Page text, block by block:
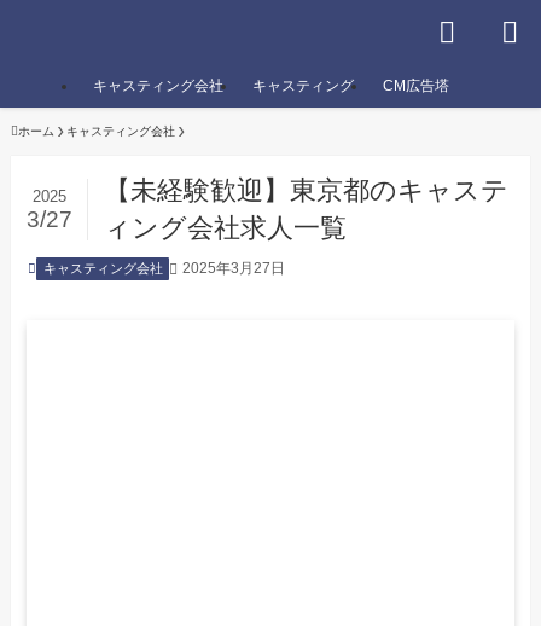
キャスティング会社 キャスティング CM広告塔
ホーム キャスティング会社
【未経験歓迎】東京都のキャステ
ィング会社求人一覧
2025
3/27
キャスティング会社 2025年3月27日